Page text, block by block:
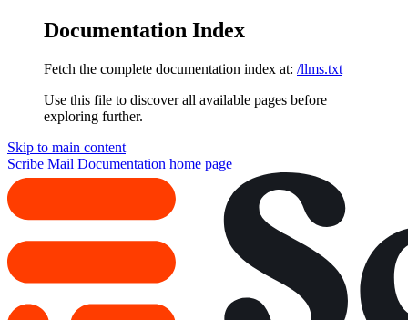
Documentation Index
Fetch the complete documentation index at: /llms.txt
Use this file to discover all available pages before
exploring further.
Skip to main content
Scribe Mail Documentation home page